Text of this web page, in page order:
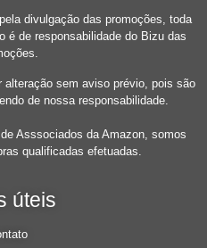
divulgação das promoções, toda
é de responsabilidade do Bizu das
alteração sem aviso prévio, pois são
de nossa responsabilidade.
Asssociados da Amazon, somos
qualificadas efetuadas.
úteis